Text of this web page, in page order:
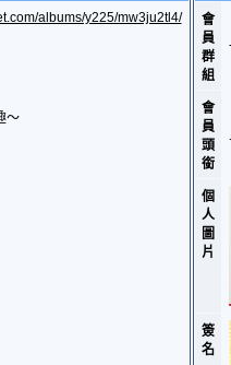
albums/y225/mw3ju2tl4/
～
會
員
群
組
會
員
頭
銜
個
人
圖
片
簽
名